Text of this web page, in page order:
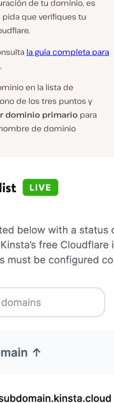
de tu dominio, es
que verifiques tu
la guía completa para
.
en la lista de
de los tres puntos y
dominio primario para
de dominio